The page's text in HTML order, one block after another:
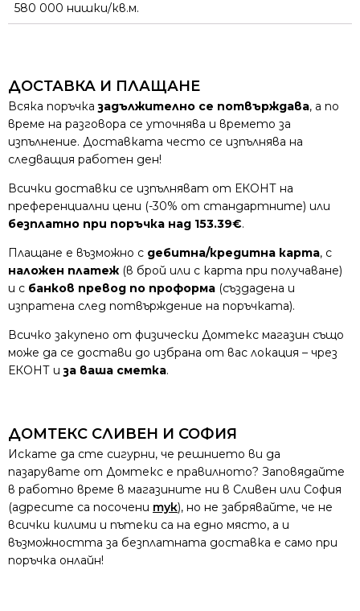
580 000 нишки/кв.м.
ДОСТАВКА И ПЛАЩАНЕ
Всяка поръчказадължително се потвърждава, а по
време на разговора се уточнява и времето за
изпълнение. Доставката често се изпълнява на
следващия работен ден!
Всички доставки се изпълняват от ЕКОНТ на
преференциални цени (-30% от стандартните) или
безплатно при поръчка над 153.39€.
Плащане е възможно с дебитна/кредитна карта, с
наложен платеж (в брой или с карта при получаване)
и с банков превод по проформа (създадена и
изпратена след потвърждение на поръчката).
Всичко закупено от физически Домтекс магазин също
може да се достави до избрана от вас локация – чрез
ЕКОНТ иза ваша сметка.
ДОМТЕКС СЛИВЕН И СОФИЯ
Искате да сте сигурни, че решнието ви да
пазарувате от Домтекс е правилното? Заповядайте
в работно време в магазините ни в Сливен или София
(адресите са посочени тук), но не забрявайте, че не
всички килими и пътеки са на едно място, а и
възможността за безплатната доставка е само при
поръчка онлайн!